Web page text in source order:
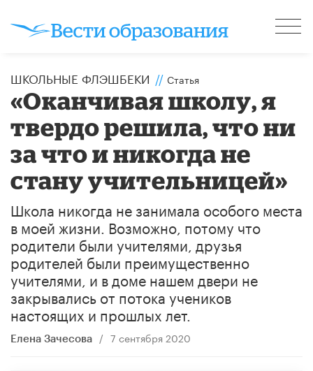
ШКОЛЬНЫЕ ФЛЭШБЕКИ // Статья
«Оканчивая школу, я
твердо решила, что ни
за что и никогда не
стану учительницей»
Школа никогда не занимала особого места
в моей жизни. Возможно, потому что
родители были учителями, друзья
родителей были преимущественно
учителями, и в доме нашем двери не
закрывались от потока учеников
настоящих и прошлых лет.
Елена Зачесова / 7 сентября 2020